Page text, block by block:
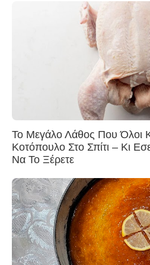
Το Μεγάλο Λάθος Που Όλοι
Κοτόπουλο Στο Σπίτι – Κι
Να Το Ξέρετε